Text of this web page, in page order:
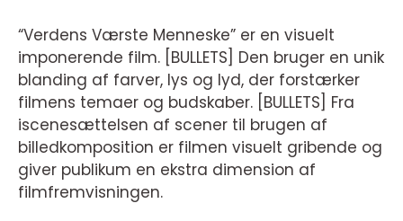
“Verdens Værste Menneske” er en visuelt
imponerende film. [BULLETS] Den bruger en unik
blanding af farver, lys og lyd, der forstærker
filmens temaer og budskaber. [BULLETS] Fra
iscenesættelsen af scener til brugen af
billedkomposition er filmen visuelt gribende og
giver publikum en ekstra dimension af
filmfremvisningen.